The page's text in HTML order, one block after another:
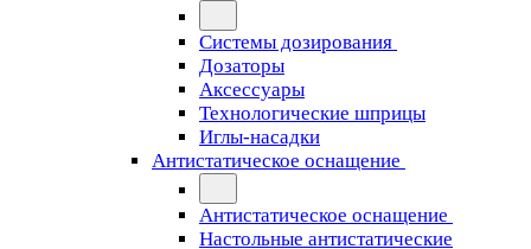
Системы дозирования
Дозаторы
Аксессуары
Технологические шприцы
Иглы-насадки
Антистатическое оснащение
Антистатическое оснащение
Настольные антистатические